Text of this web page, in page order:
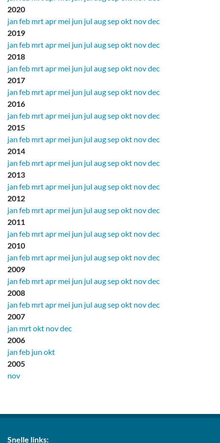
2020
jan feb mrtapr mei jun jul augsepokt novdec
2019
jan feb mrtapr mei jun jul augsepokt novdec
2018
jan feb mrtapr mei jun jul augsepokt novdec
2017
jan feb mrtapr mei jun jul augsepokt novdec
2016
jan feb mrtapr mei jun jul augsepokt novdec
2015
jan feb mrtapr mei jun jul augsepokt novdec
2014
jan feb mrtapr mei jun jul augsepokt novdec
2013
jan feb mrtapr mei jun jul augsepokt novdec
2012
jan feb mrtapr mei jun jul augsepokt novdec
2011
jan feb mrtapr mei jun jul augsepokt novdec
2010
jan feb mrtapr mei jun jul augsepokt novdec
2009
jan feb mrtapr mei jun jul augsepokt novdec
2008
jan feb mrtapr mei jun jul augsepokt novdec
2007
jan mrtokt novdec
2006
jan feb jun okt
2005
nov
Snelle links: